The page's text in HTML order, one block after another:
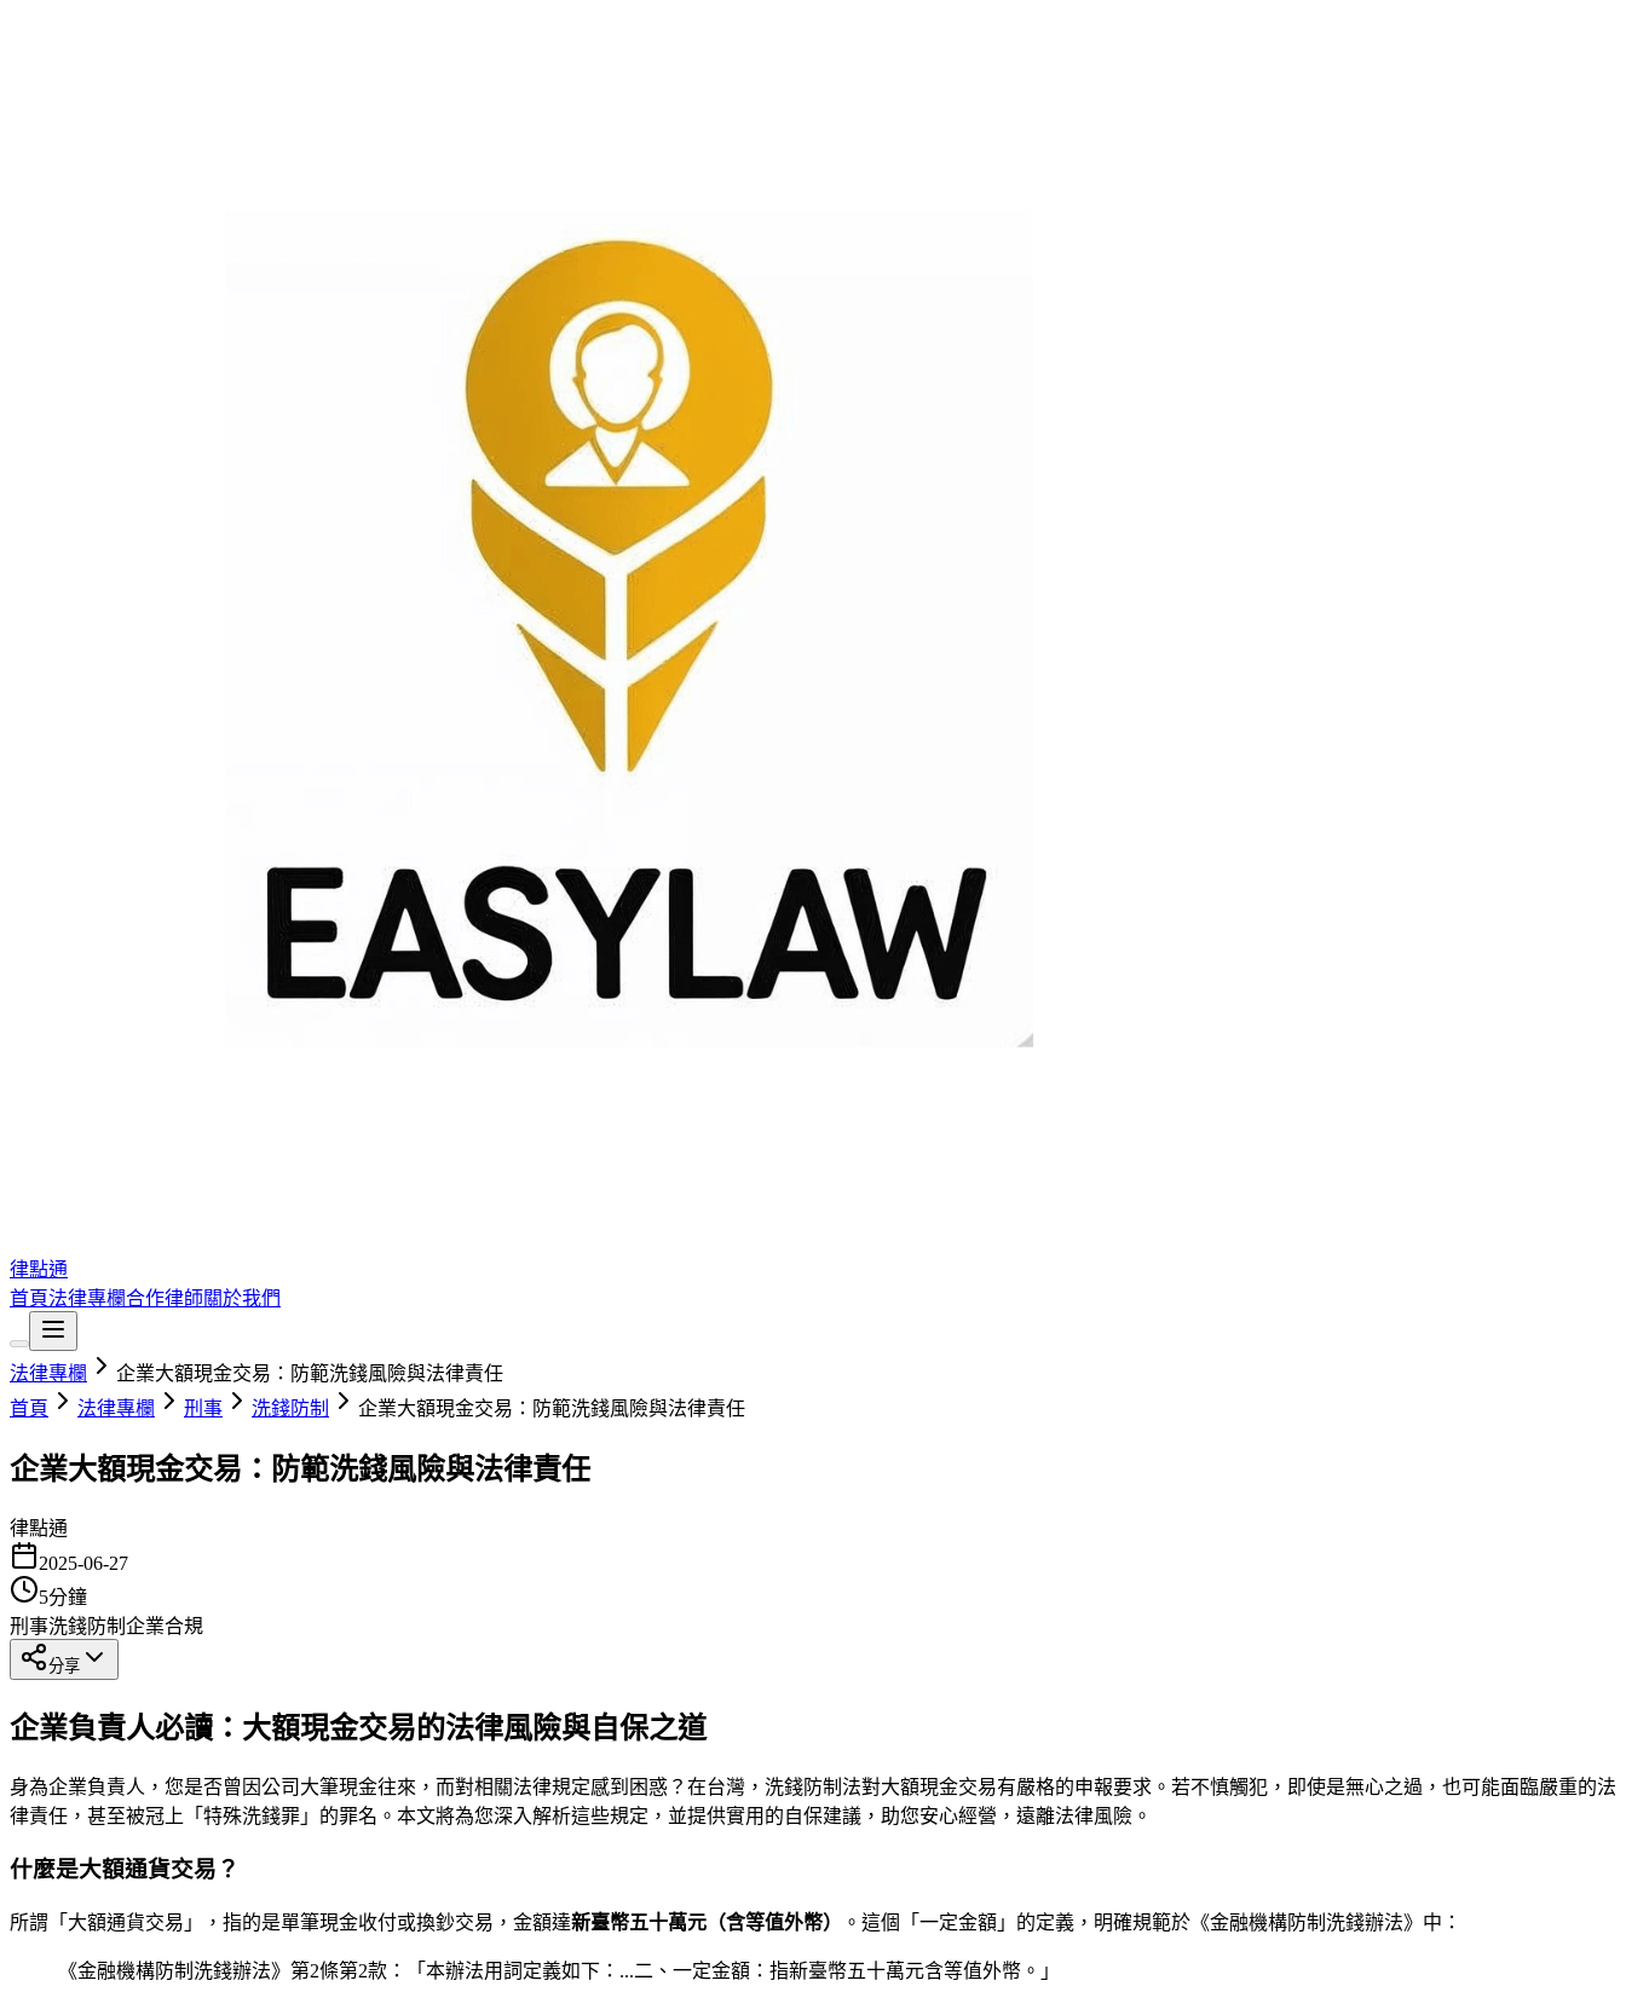
律點通
首頁法律專欄合作律師關於我們
法律專欄
企業大額現金交易：防範洗錢風險與法律責任
首頁
法律專欄 刑事 洗錢防制 企業大額現金交易：防範洗錢風險與法律責任
企業大額現金交易：防範洗錢風險與法律責任
律點通
2025-06-27
5分鐘
刑事洗錢防制 企業合規
分享
企業負責人必讀：大額現金交易的法律風險與自保之道
身為企業負責人，您是否曾因公司大筆現金往來，而對相關法律規定感到困惑？在台灣，洗錢防制法對大額現金交易有嚴格的申報要求。若不慎觸犯，即使是無心之過，也可能面臨嚴重的法
律責任，甚至被冠上「特殊洗錢罪」的罪名。本文將為您深入解析這些規定，並提供實用的自保建議，助您安心經營，遠離法律風險。
什麼是大額通貨交易？
所謂「大額通貨交易」，指的是單筆現金收付或換鈔交易，金額達新臺幣五十萬元（含等值外幣） 。這個「一定金額」的定義，明確規範於《金融機構防制洗錢辦法》中：
《金融機構防制洗錢辦法》第2條第2款：「本辦法用詞定義如下：...二、一定金額：指新臺幣五十萬元含等值外幣。」